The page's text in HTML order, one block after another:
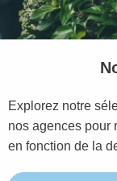
Explorez notre
nos agences pour
en fonction de la